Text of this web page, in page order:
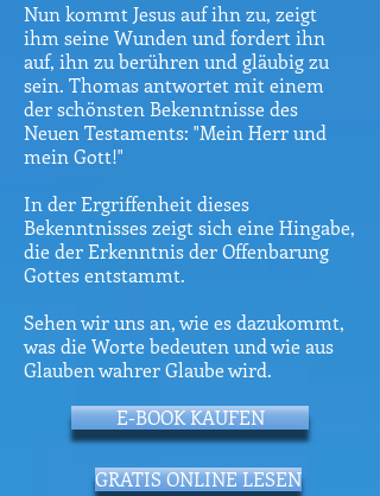
Nun kommt Jesus auf ihn zu, zeigt
ihm seine Wunden und fordert ihn
auf, ihn zu berühren und gläubig zu
sein. Thomas antwortet mit einem
der schönsten Bekenntnisse des
Neuen Testaments: "Mein Herr und
mein Gott!"
In der Ergriffenheit dieses
Bekenntnisses zeigt sich eine Hingabe,
die der Erkenntnis der Offenbarung
Gottes entstammt.
Sehen wir uns an, wie es dazukommt,
was die Worte bedeuten und wie aus
Glauben wahrer Glaube wird.
E-BOOK KAUFEN
GRATIS ONLINE LESEN